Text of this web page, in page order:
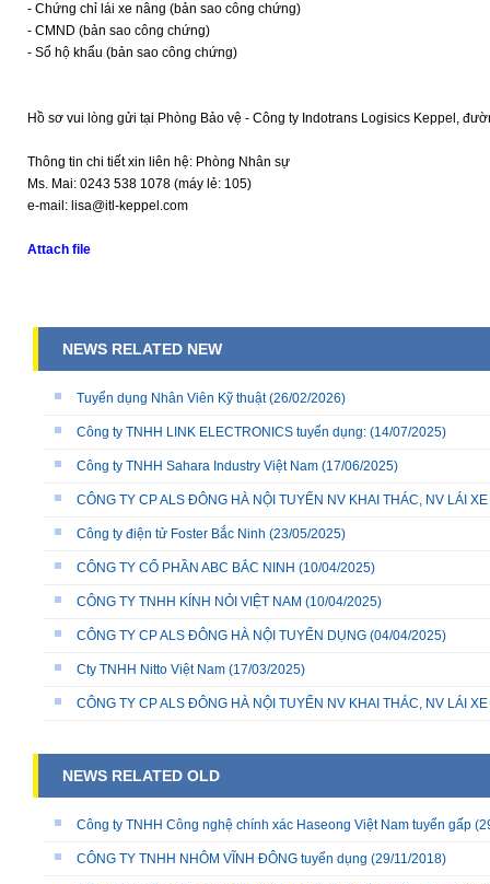
- Chứng chỉ lái xe nâng (bản sao công chứng)
- CMND (bản sao công chứng)
- Sổ hộ khẩu (bản sao công chứng)
Hồ sơ vui lòng gửi tại Phòng Bảo vệ - Công ty Indotrans Logisics Keppel,
Thông tin chi tiết xin liên hệ: Phòng Nhân sự
Ms. Mai: 0243 538 1078 (máy lẻ: 105)
e-mail: lisa@itl-keppel.com
Attach file
NEWS RELATED NEW
Tuyển dụng Nhân Viên Kỹ thuật(26/02/2026)
Công ty TNHH LINK ELECTRONICS tuyển dụng: (14/07/2025)
Công ty TNHH Sahara Industry Việt Nam (17/06/2025)
CÔNG TY CP ALS ĐÔNG HÀ NỘI TUYỂN NV KHAI THÁC, NV LÁI
Công ty điện tử Foster Bắc Ninh (23/05/2025)
CÔNG TY CỔ PHẦN ABC BẮC NINH (10/04/2025)
CÔNG TY TNHH KÍNH NỎI VIỆT NAM (10/04/2025)
CÔNG TY CP ALS ĐÔNG HÀ NỘI TUYỂN DỤNG (04/04/2025)
Cty TNHH Nitto Việt Nam (17/03/2025)
CÔNG TY CP ALS ĐÔNG HÀ NỘI TUYỂN NV KHAI THÁC, NV LÁI
NEWS RELATED OLD
Công ty TNHH Công nghệ chính xác Haseong Việt Nam tuyển gấp
CÔNG TY TNHH NHÔM VĨNH ĐÔNG tuyển dụng (29/11/2018)